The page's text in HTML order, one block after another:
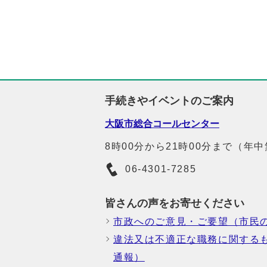
手続きやイベントのご案内
大阪市総合コールセンター
8時00分から21時00分まで（年中
06-4301-7285
皆さんの声をお寄せください
市政へのご意見・ご要望（市民
違法又は不適正な職務に関する
通報）